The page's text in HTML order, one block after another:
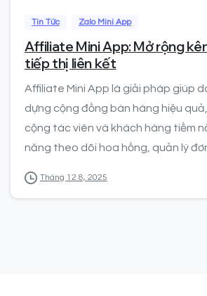
Tin Tức Zalo Mini App
Affiliate Mini App: Mở rộng
tiếp thị liên kết
Affiliate Mini App là giải pháp giúp
dựng cộng đồng bán hàng hiệu
cộng tác viên và khách hàng tiềm
năng theo dõi hoa hồng, quản lý đơn
Tháng 12 8, 2025